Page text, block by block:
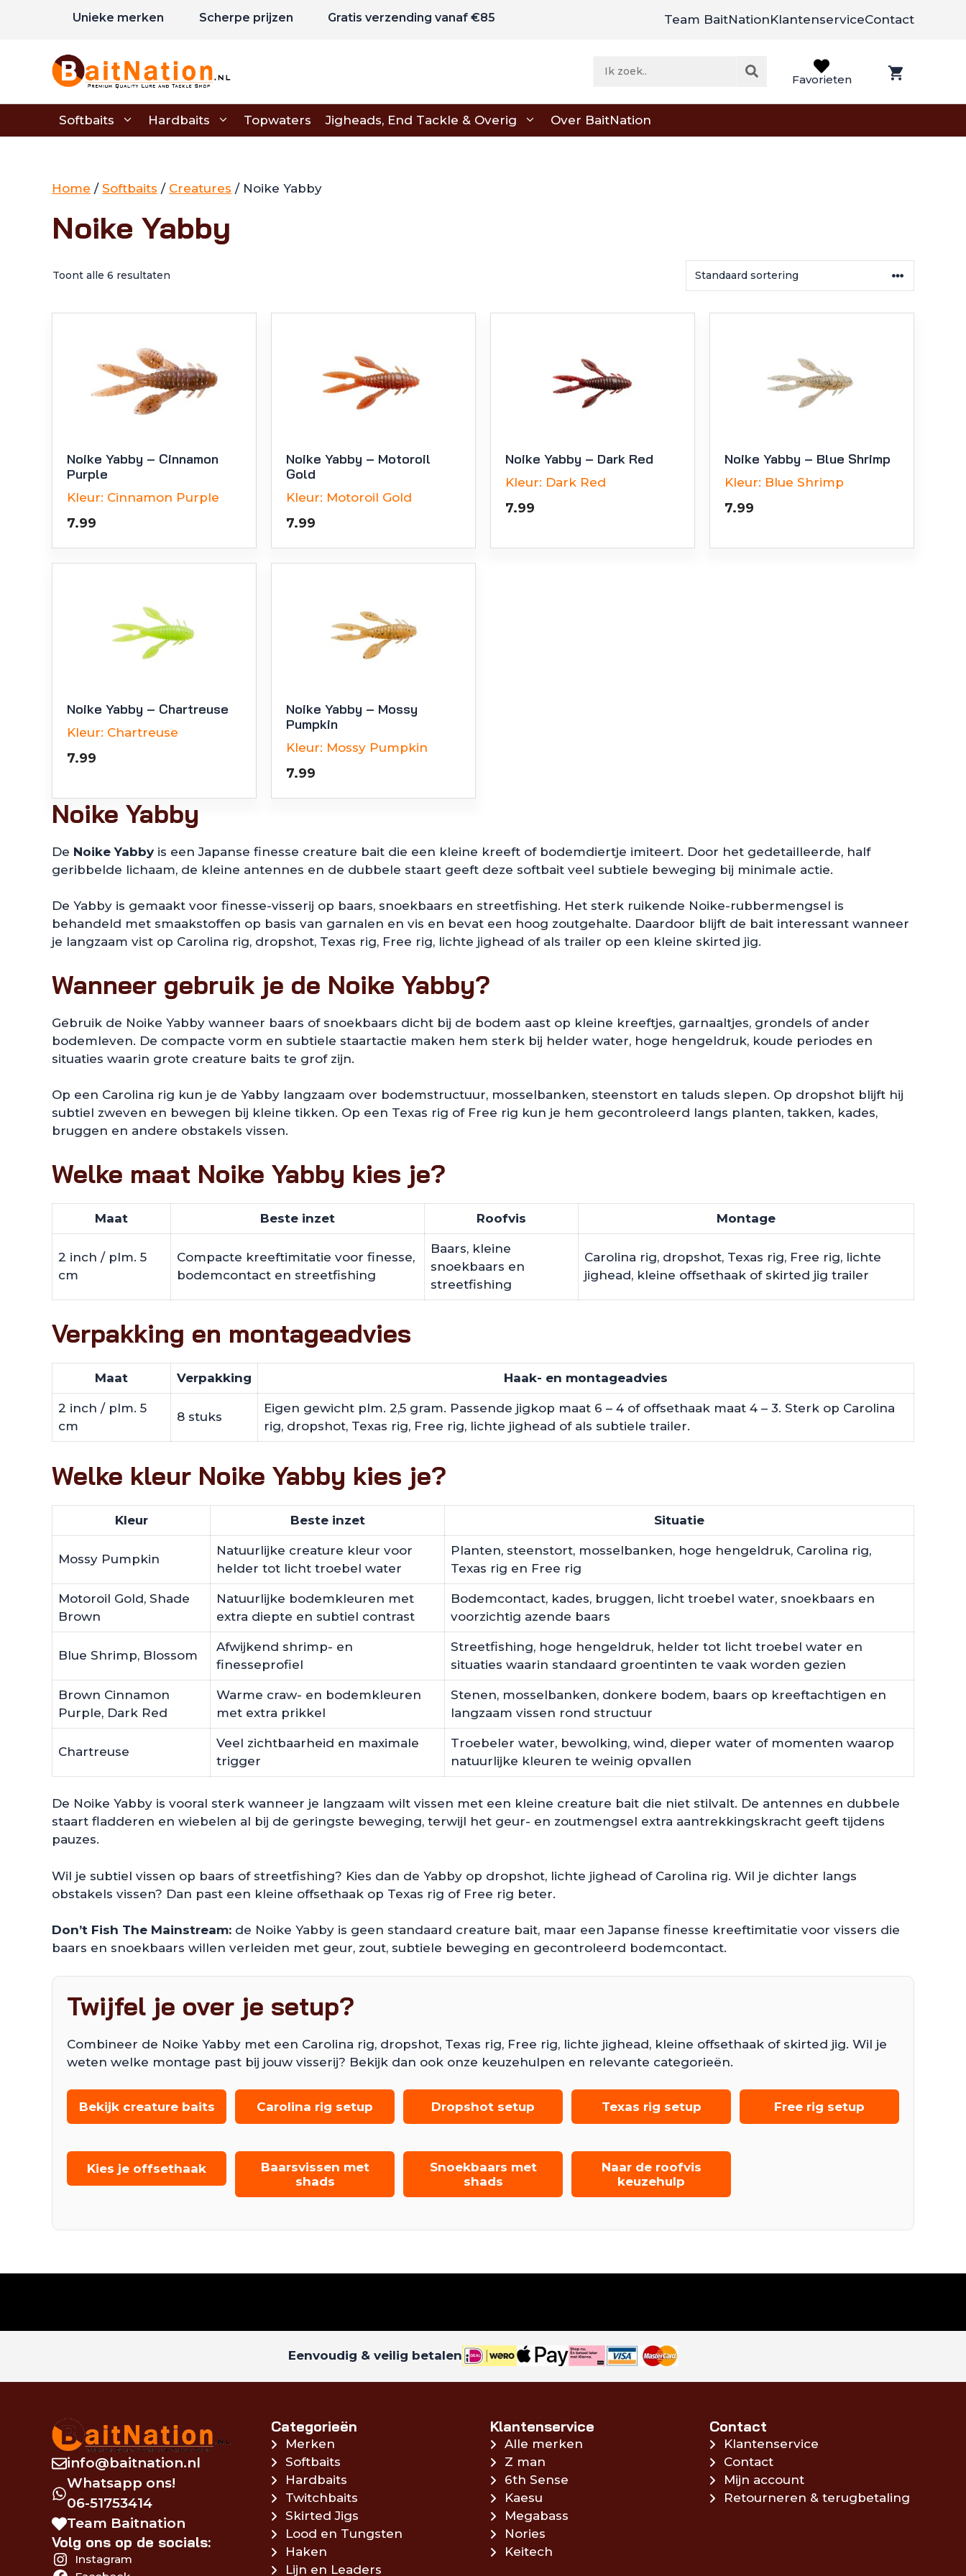
Unieke merken Scherpe prijzen Gratis verzending vanaf €85 Team BaitNationKlantenserviceContact
Favorieten
Softbaits Hardbaits Topwaters Jigheads, End Tackle & Overig Over BaitNation
Home / Softbaits / Creatures / Noike Yabby
Noike Yabby
Toont alle 6 resultaten
Noike Yabby – Cinnamon
Purple
Kleur: Cinnamon Purple
7.99
Noike Yabby – Motoroil
Gold
Kleur: Motoroil Gold
7.99
Noike Yabby – Dark Red
Kleur: Dark Red
7.99
Noike Yabby – Blue Shrimp
Kleur: Blue Shrimp
7.99
Noike Yabby – Chartreuse
Kleur: Chartreuse
7.99
Noike Yabby – Mossy
Pumpkin
Kleur: Mossy Pumpkin
7.99
Noike Yabby
De Noike Yabby is een Japanse finesse creature bait die een kleine kreeft of bodemdiertje imiteert. Door het gedetailleerde, half
geribbelde lichaam, de kleine antennes en de dubbele staart geeft deze softbait veel subtiele beweging bij minimale actie.
De Yabby is gemaakt voor finesse-visserij op baars, snoekbaars en streetfishing. Het sterk ruikende Noike-rubbermengsel is
behandeld met smaakstoffen op basis van garnalen en vis en bevat een hoog zoutgehalte. Daardoor blijft de bait interessant wanneer
je langzaam vist op Carolina rig, dropshot, Texas rig, Free rig, lichte jighead of als trailer op een kleine skirted jig.
Wanneer gebruik je de Noike Yabby?
Gebruik de Noike Yabby wanneer baars of snoekbaars dicht bij de bodem aast op kleine kreeftjes, garnaaltjes, grondels of ander
bodemleven. De compacte vorm en subtiele staartactie maken hem sterk bij helder water, hoge hengeldruk, koude periodes en
situaties waarin grote creature baits te grof zijn.
Op een Carolina rig kun je de Yabby langzaam over bodemstructuur, mosselbanken, steenstort en taluds slepen. Op dropshot blijft hij
subtiel zweven en bewegen bij kleine tikken. Op een Texas rig of Free rig kun je hem gecontroleerd langs planten, takken, kades,
bruggen en andere obstakels vissen.
Welke maat Noike Yabby kies je?
Maat Beste inzet Roofvis Montage
2 inch / plm. 5
cm
Compacte kreeftimitatie voor finesse,
bodemcontact en streetfishing
Baars, kleine
snoekbaars en
streetfishing
Carolina rig, dropshot, Texas rig, Free rig, lichte
jighead, kleine offsethaak of skirted jig trailer
Verpakking en montageadvies
Maat Verpakking Haak- en montageadvies
2 inch / plm. 5
cm
8 stuks
Eigen gewicht plm. 2,5 gram. Passende jigkop maat 6 – 4 of offsethaak maat 4 – 3. Sterk op Carolina
rig, dropshot, Texas rig, Free rig, lichte jighead of als subtiele trailer.
Welke kleur Noike Yabby kies je?
Kleur Beste inzet Situatie
Mossy Pumpkin
Natuurlijke creature kleur voor
helder tot licht troebel water
Planten, steenstort, mosselbanken, hoge hengeldruk, Carolina rig,
Texas rig en Free rig
Motoroil Gold, Shade
Brown
Natuurlijke bodemkleuren met
extra diepte en subtiel contrast
Bodemcontact, kades, bruggen, licht troebel water, snoekbaars en
voorzichtig azende baars
Blue Shrimp, Blossom
Afwijkend shrimp- en
finesseprofiel
Streetfishing, hoge hengeldruk, helder tot licht troebel water en
situaties waarin standaard groentinten te vaak worden gezien
Brown Cinnamon
Purple, Dark Red
Warme craw- en bodemkleuren
met extra prikkel
Stenen, mosselbanken, donkere bodem, baars op kreeftachtigen en
langzaam vissen rond structuur
Chartreuse
Veel zichtbaarheid en maximale
trigger
Troebeler water, bewolking, wind, dieper water of momenten waarop
natuurlijke kleuren te weinig opvallen
De Noike Yabby is vooral sterk wanneer je langzaam wilt vissen met een kleine creature bait die niet stilvalt. De antennes en dubbele
staart fladderen en wiebelen al bij de geringste beweging, terwijl het geur- en zoutmengsel extra aantrekkingskracht geeft tijdens
pauzes.
Wil je subtiel vissen op baars of streetfishing? Kies dan de Yabby op dropshot, lichte jighead of Carolina rig. Wil je dichter langs
obstakels vissen? Dan past een kleine offsethaak op Texas rig of Free rig beter.
Don’t Fish The Mainstream: de Noike Yabby is geen standaard creature bait, maar een Japanse finesse kreeftimitatie voor vissers die
baars en snoekbaars willen verleiden met geur, zout, subtiele beweging en gecontroleerd bodemcontact.
Twijfel je over je setup?
Combineer de Noike Yabby met een Carolina rig, dropshot, Texas rig, Free rig, lichte jighead, kleine offsethaak of skirted jig. Wil je
weten welke montage past bij jouw visserij? Bekijk dan ook onze keuzehulpen en relevante categorieën.
Bekijk creature baits Carolina rig setup Dropshot setup Texas rig setup Free rig setup
Kies je offsethaak
Baarsvissen met
shads
Snoekbaars met
shads
Naar de roofvis
keuzehulp
Eenvoudig & veilig betalen
info@baitnation.nl
Whatsapp ons!
06-51753414
Team Baitnation
Volg ons op de socials:
Instagram
Categorieën
Merken
Softbaits
Hardbaits
Twitchbaits
Skirted Jigs
Lood en Tungsten
Haken
Lijn en Leaders
Klantenservice
Alle merken
Z man
6th Sense
Kaesu
Megabass
Nories
Keitech
Contact
Klantenservice
Contact
Mijn account
Retourneren & terugbetaling